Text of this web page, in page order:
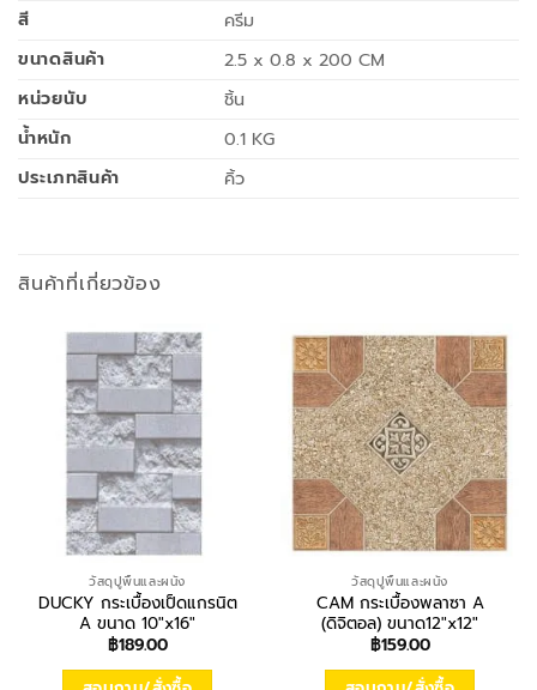
สี
ครีม
ขนาดสินค้า
2.5 x 0.8 x 200 CM
หน่วยนับ
ชิ้น
น้ำหนัก
0.1 KG
ประเภทสินค้า
คิ้ว
สินค้าที่เกี่ยวข้อง
วัสดุปูพื้นและผนัง
DUCKY กระเบื้องเป็ดแกรนิต
A ขนาด 10″x16″
฿189.00
วัสดุปูพื้นและผนัง
CAM กระเบื้องพลาซา A
(ดิจิตอล) ขนาด12″x12″
฿159.00